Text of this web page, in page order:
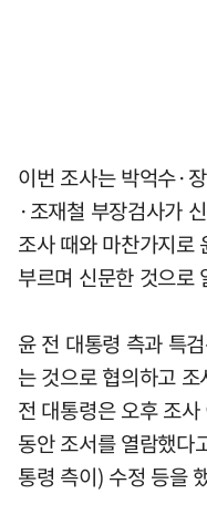
이번 조사는 박억수·
·조재철 부장검사가
조사 때와 마찬가지로
부르며 신문한 것으로
윤 전 대통령 측과 특
는 것으로 협의하고
전 대통령은 오후 조
동안 조서를 열람했다
통령 측이) 수정 등을